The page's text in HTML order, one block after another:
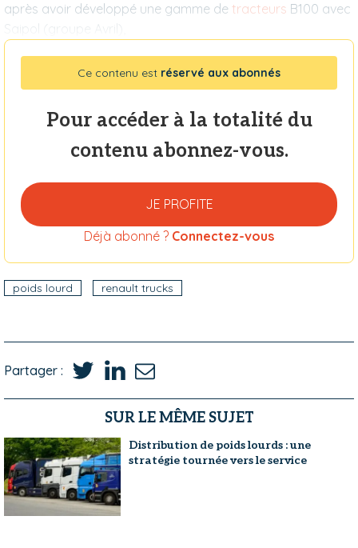
après avoir développé une gamme de tracteurs B100 avec
Saipol (groupe Avril),
Ce contenu est réservé aux abonnés
Pour accéder à la totalité du
contenu abonnez-vous.
JE PROFITE
Déjà abonné ? Connectez-vous
poids lourd renault trucks
Partager :
SUR LE MÊME SUJET
Distribution de poids lourds : une
stratégie tournée vers le service